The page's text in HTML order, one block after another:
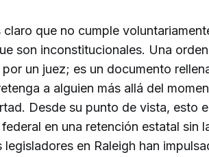
que no cumple
son inconstitucionales. Una
un juez; es un documento
a alguien más allá del
Desde su punto de vista, esto
en una retención estatal sin
legisladores en Raleigh han